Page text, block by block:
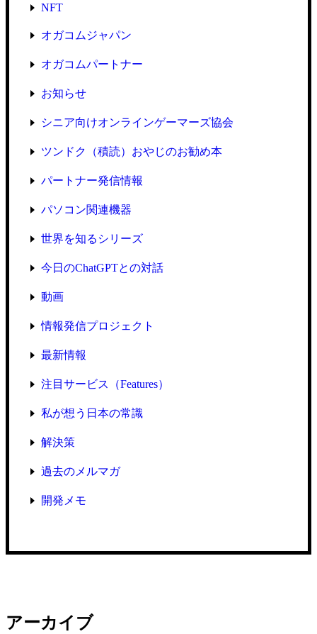
NFT
オガコムジャパン
オガコムパートナー
お知らせ
シニア向けオンラインゲーマーズ協会
ツンドク（積読）おやじのお勧め本
パートナー発信情報
パソコン関連機器
世界を知るシリーズ
今日のChatGPTとの対話
動画
情報発信プロジェクト
最新情報
注目サービス（Features）
私が想う日本の常識
解決策
過去のメルマガ
開発メモ
アーカイブ